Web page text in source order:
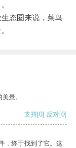
态圈来说，菜鸟
景。
支持[0] 反对[0]
，终于找到了它。这